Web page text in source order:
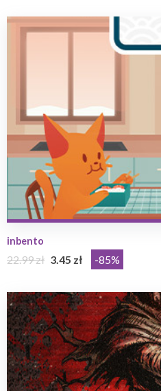
inbento
22.99 zł 3.45 zł -85%